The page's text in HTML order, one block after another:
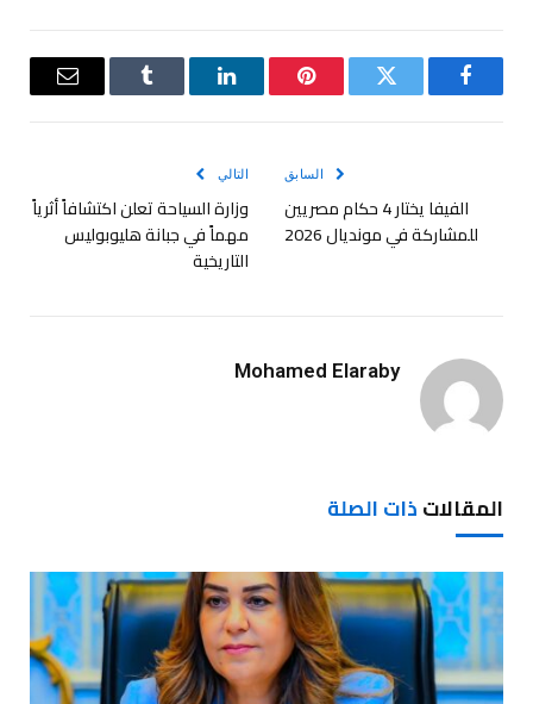
فيسبوك تويتر بينتيريستلينكدإن Tumblr
البريد
السابق
الفيفا يختار 4 حكام مصريين
للمشاركة في مونديال 2026
التالي
وزارة السياحة تعلن اكتشافاً أثرياً
مهماً في جبانة هليوبوليس
التاريخية
Mohamed Elaraby
المقالاتذات الصلة